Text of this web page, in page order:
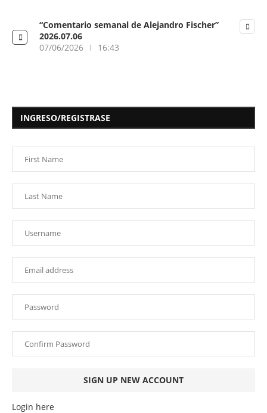
“Comentario semanal de Alejandro Fischer”
2026.07.06
07/06/2026
16:43
INGRESO/REGISTRASE
Login here